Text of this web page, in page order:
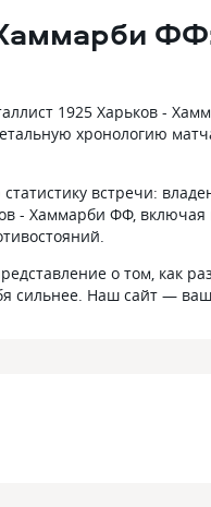
1925 Харьков -
хронологию
встречи:
- Хаммарби ФФ,
о том, как
сильнее. Наш сайт —